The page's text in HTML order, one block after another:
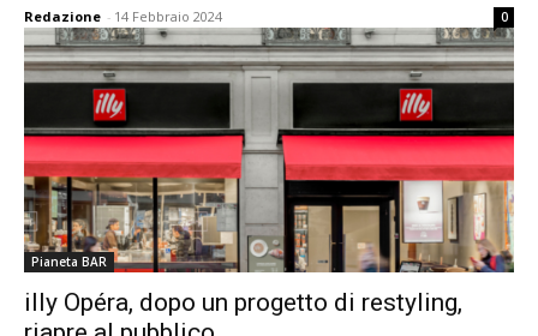
Redazione - 14 Febbraio 2024 0
Pianeta BAR
illy Opéra, dopo un progetto di restyling,